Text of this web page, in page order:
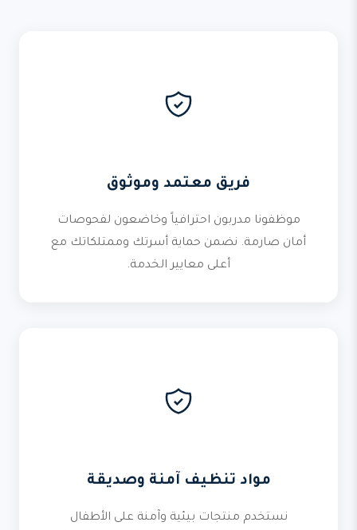
فريق معتمد وموثوق
موظفونا مدربون احترافياً وخاضعون لفحوصات
أمان صارمة. نضمن حماية أسرتك وممتلكاتك مع
أعلى معايير الخدمة.
مواد تنظيف آمنة وصديقة
نستخدم منتجات بيئية وآمنة على الأطفال